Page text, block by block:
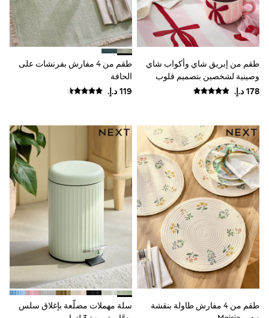
Smiggle
Vans
Vanilla Underground
Eastpak
Caps
Belts
Jumpers
T-Shirts
Bags & Backpacks
Lunchboxes
Caps
Bags
Blouses
Shirts
Polo Shirts
GIRLS
E-Gift Card
New In
New In from Next
All Girl's New In
0-2 years
3-5 years
9-11 years
طقم من إبريق شاي وأكواب شاي
وصينية لشخصين بتصميم قلوب
وفيونكات
طقم من 4 مفارش بفرنشات على
الحافة
طقم من 4 مفارش طاولة بنقشة
سلة مهملات مضلَّعة بإغلاق سلس